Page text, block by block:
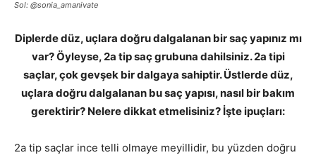
Sol: @sonia_amanivate
Diplerde düz, uçlara doğru dalgalanan bir saç yapınız mı
var? Öyleyse, 2a tip saç grubuna dahilsiniz. 2a tipi
saçlar, çok gevşek bir dalgaya sahiptir. Üstlerde düz,
uçlara doğru dalgalanan bu saç yapısı, nasıl bir bakım
gerektirir? Nelere dikkat etmelisiniz? İşte ipuçları:
2a tip saçlar ince telli olmaye meyillidir, bu yüzden doğru